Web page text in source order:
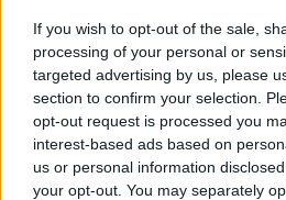
If you wish to opt-out of the sale,
processing of your personal or
targeted advertising by us, please
section to confirm your selection.
opt-out request is processed you
interest-based ads based on
us or personal information
your opt-out. You may separately